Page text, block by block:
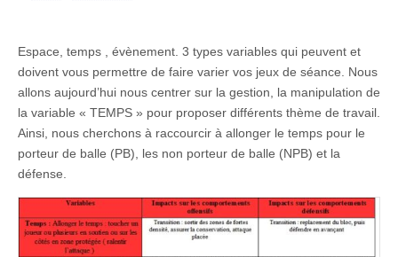
Espace, temps , évènement. 3 types variables qui peuvent et
doivent vous permettre de faire varier vos jeux de séance. Nous
allons aujourd’hui nous centrer sur la gestion, la manipulation de
la variable « TEMPS » pour proposer différents thème de travail.
Ainsi, nous cherchons à raccourcir à allonger le temps pour le
porteur de balle (PB), les non porteur de balle (NPB) et la
défense.